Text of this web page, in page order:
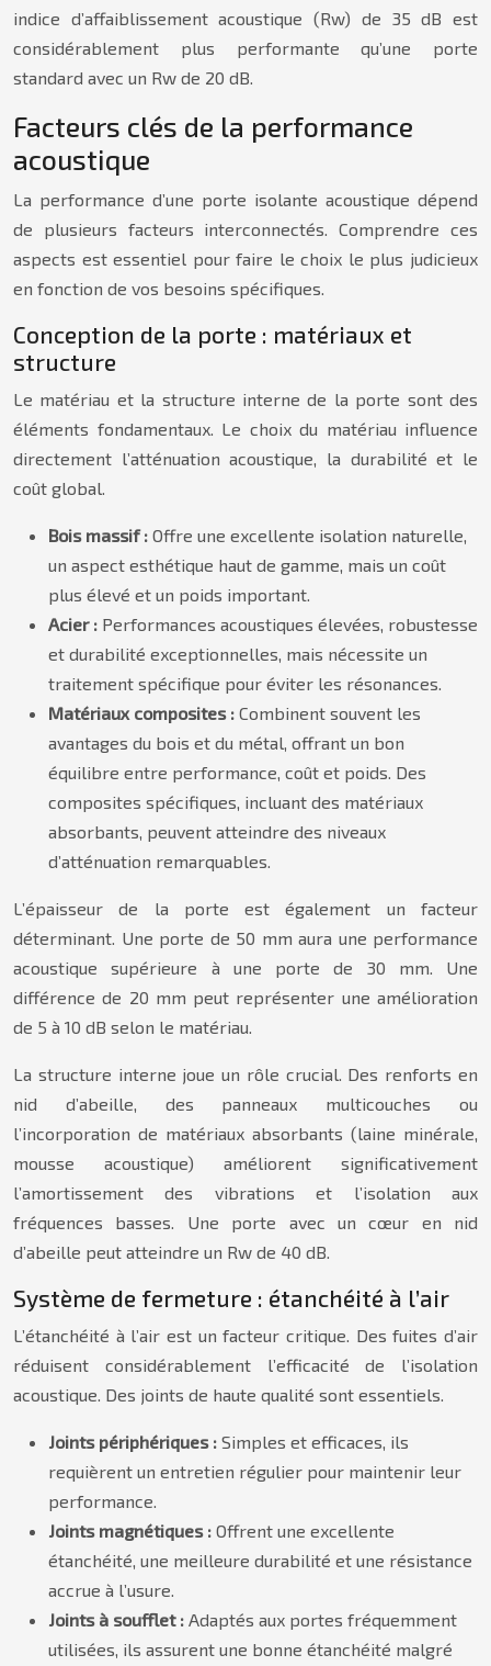
indice d’affaiblissement acoustique (Rw) de 35 dB est
considérablement plus performante qu’une porte
standard avec un Rw de 20 dB.
Facteurs clés de la performance
acoustique
La performance d’une porte isolante acoustique dépend
de plusieurs facteurs interconnectés. Comprendre ces
aspects est essentiel pour faire le choix le plus judicieux
en fonction de vos besoins spécifiques.
Conception de la porte : matériaux et
structure
Le matériau et la structure interne de la porte sont des
éléments fondamentaux. Le choix du matériau influence
directement l’atténuation acoustique, la durabilité et le
coût global.
Bois massif : Offre une excellente isolation naturelle,
un aspect esthétique haut de gamme, mais un coût
plus élevé et un poids important.
Acier : Performances acoustiques élevées, robustesse
et durabilité exceptionnelles, mais nécessite un
traitement spécifique pour éviter les résonances.
Matériaux composites : Combinent souvent les
avantages du bois et du métal, offrant un bon
équilibre entre performance, coût et poids. Des
composites spécifiques, incluant des matériaux
absorbants, peuvent atteindre des niveaux
d’atténuation remarquables.
L’épaisseur de la porte est également un facteur
déterminant. Une porte de 50 mm aura une performance
acoustique supérieure à une porte de 30 mm. Une
différence de 20 mm peut représenter une amélioration
de 5 à 10 dB selon le matériau.
La structure interne joue un rôle crucial. Des renforts en
nid d’abeille, des panneaux multicouches ou
l’incorporation de matériaux absorbants (laine minérale,
mousse acoustique) améliorent significativement
l’amortissement des vibrations et l’isolation aux
fréquences basses. Une porte avec un cœur en nid
d’abeille peut atteindre un Rw de 40 dB.
Système de fermeture : étanchéité à l’air
L’étanchéité à l’air est un facteur critique. Des fuites d’air
réduisent considérablement l’efficacité de l’isolation
acoustique. Des joints de haute qualité sont essentiels.
Joints périphériques : Simples et efficaces, ils
requièrent un entretien régulier pour maintenir leur
performance.
Joints magnétiques : Offrent une excellente
étanchéité, une meilleure durabilité et une résistance
accrue à l’usure.
Joints à soufflet : Adaptés aux portes fréquemment
utilisées, ils assurent une bonne étanchéité malgré